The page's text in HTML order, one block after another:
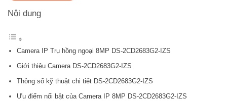
Nội dung
Camera IP Trụ hồng ngoại 8MP DS-2CD2683G2-IZS
Giới thiệu Camera DS-2CD2683G2-IZS
Thông số kỹ thuật chi tiết DS-2CD2683G2-IZS
Ưu điểm nổi bật của Camera IP 8MP DS-2CD2683G2-IZS